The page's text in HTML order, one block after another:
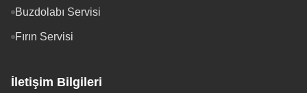
Buzdolabı Servisi
Fırın Servisi
İletişim Bilgileri